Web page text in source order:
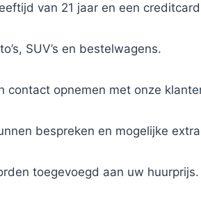
van 21 jaar en een
SUV’s en bestelwagens.
opnemen met onze
bespreken en mogelijke
toegevoegd aan uw huurprijs.